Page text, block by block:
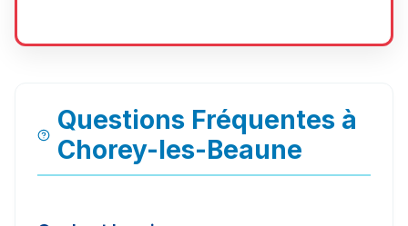
Questions Fréquentes à
Chorey-les-Beaune